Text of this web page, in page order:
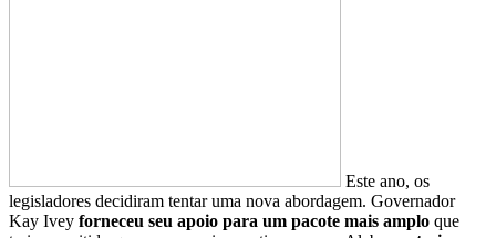
Este ano, os
legisladores decidiram tentar uma nova abordagem. Governador
Kay Ivey forneceu seu apoio para um pacote mais amplo que